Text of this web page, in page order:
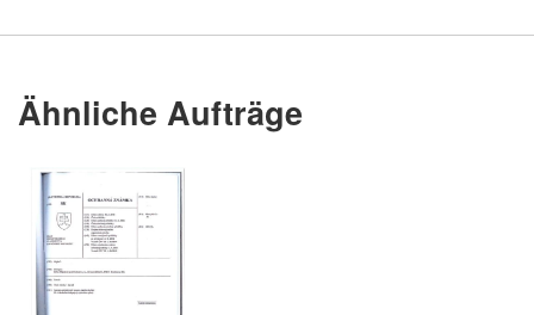
Ähnliche Aufträge